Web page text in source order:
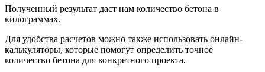
Полученный результат даст нам количество бетона в
килограммах.
Для удобства расчетов можно также использовать онлайн-
калькуляторы, которые помогут определить точное
количество бетона для конкретного проекта.